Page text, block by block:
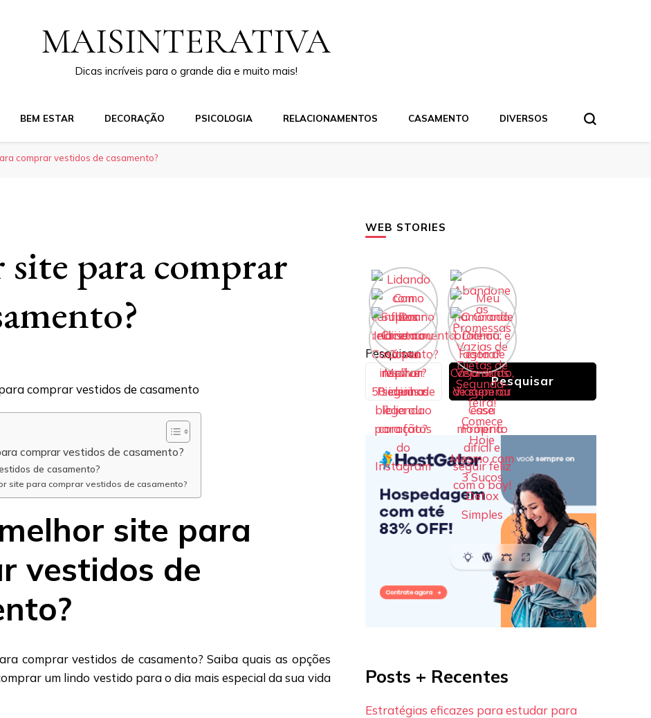
MAISINTERATIVA
Dicas incríveis para o grande dia e muito mais!
BEM ESTAR DECORAÇÃO PSICOLOGIA RELACIONAMENTOS CASAMENTO DIVERSOS
comprar vestidos de casamento?
para comprar
comprar vestidos de casamento?
de casamento?
site para comprar vestidos de casamento?
site para
vestidos de
comprar vestidos de casamento? Saiba quais as opções
um lindo vestido para o dia mais especial da sua vida
WEB STORIES
Pesquisar
Pesquisar
Posts + Recentes
Estratégias eficazes para estudar para